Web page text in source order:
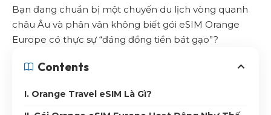
Bạn đang chuẩn bị một chuyến du lịch vòng quanh
châu Âu và phân vân không biết gói eSIM Orange
Europe có thực sự “đáng đồng tiền bát gạo”?
Contents
I. Orange Travel eSIM Là Gì?